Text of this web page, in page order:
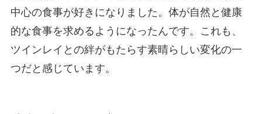
中心の食事が好きになりました。体が自然と健康
的な食事を求めるようになったんです。これも、
ツインレイとの絆がもたらす素晴らしい変化の一
つだと感じています。